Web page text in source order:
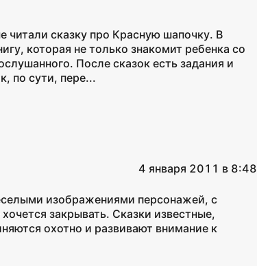
читали сказку про Красную шапочку. В
которая не только знакомит ребенка со
После сказок есть задания и
по сути, пере...
4 января 2011 в 8:48
изображениями персонажей, с
закрывать. Сказки известные,
охотно и развивают внимание к